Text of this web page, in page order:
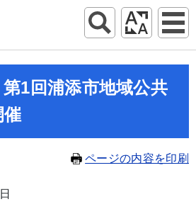
1回浦添市地域公共
催
ページの内容を印刷